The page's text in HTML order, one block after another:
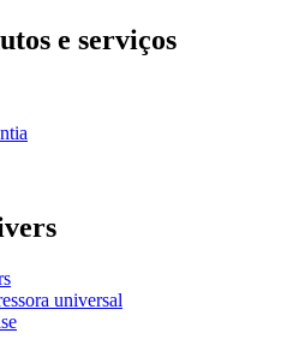
e serviços
universal